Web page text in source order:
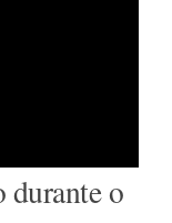
durante o